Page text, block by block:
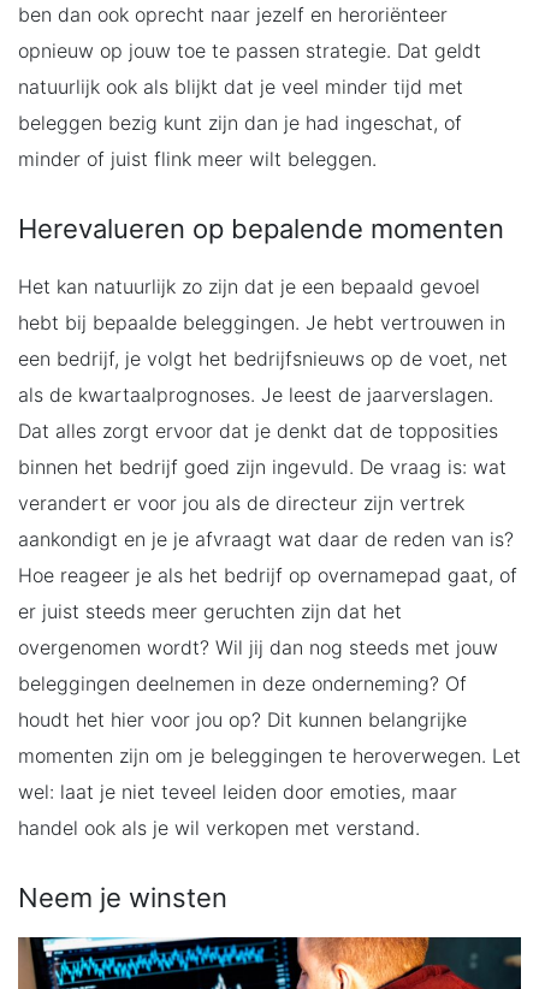
ben dan ook oprecht naar jezelf en heroriënteer
opnieuw op jouw toe te passen strategie. Dat geldt
natuurlijk ook als blijkt dat je veel minder tijd met
beleggen bezig kunt zijn dan je had ingeschat, of
minder of juist flink meer wilt beleggen.
Herevalueren op bepalende momenten
Het kan natuurlijk zo zijn dat je een bepaald gevoel
hebt bij bepaalde beleggingen. Je hebt vertrouwen in
een bedrijf, je volgt het bedrijfsnieuws op de voet, net
als de kwartaalprognoses. Je leest de jaarverslagen.
Dat alles zorgt ervoor dat je denkt dat de topposities
binnen het bedrijf goed zijn ingevuld. De vraag is: wat
verandert er voor jou als de directeur zijn vertrek
aankondigt en je je afvraagt wat daar de reden van is?
Hoe reageer je als het bedrijf op overnamepad gaat, of
er juist steeds meer geruchten zijn dat het
overgenomen wordt? Wil jij dan nog steeds met jouw
beleggingen deelnemen in deze onderneming? Of
houdt het hier voor jou op? Dit kunnen belangrijke
momenten zijn om je beleggingen te heroverwegen. Let
wel: laat je niet teveel leiden door emoties, maar
handel ook als je wil verkopen met verstand.
Neem je winsten